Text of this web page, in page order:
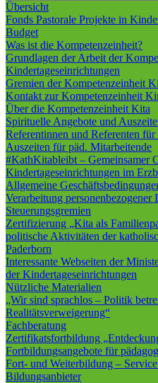
Übersicht
Fonds Pastorale Projekte in
Budget
Was ist die Kompetenzeinheit?
Grundlagen der Arbeit der
Kindertageseinrichtungen
Gremien der Kompetenzeinheit
Kontakt zur Kompetenzeinheit
Über die Kompetenzeinheit Kita
Spirituelle Angebote und
Referentinnen und Referenten
Auszeiten für päd. Mitarbeitende
#KathKitableibt – Gemeinsamer
Kindertageseinrichtungen im
Allgemeine
Verarbeitung personenbezogener
Steuerungsgremien
Zertifizierung „Kita als
politische Aktivitäten der
Paderborn
Interessante Webseiten der
der Kindertageseinrichtungen
Nützliche Materialien
„Wir sind sprachlos – Politik
Realitätsverweigerung“
Fachberatung
Zertifikatsfortbildung
Fortbildungsangebote für
Fort- und Weiterbildung –
Bildungsanbieter